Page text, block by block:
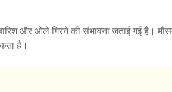
और ओले गिरने की संभावना जताई गई है।
है।